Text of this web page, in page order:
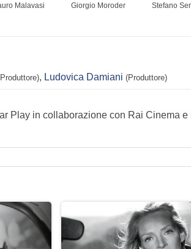
Malavasi Giorgio Moroder Stefano
, Ludovica Damiani (Produttore)
Play in collaborazione con Rai Cinema e